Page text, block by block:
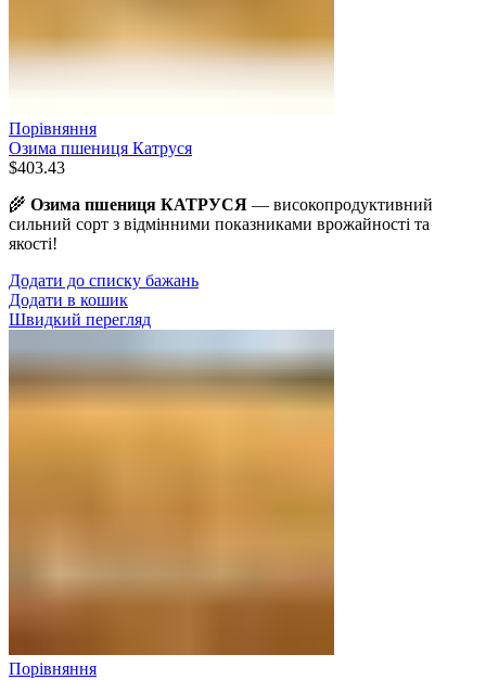
Порівняння
Озима пшениця Катруся
$403.43
🌾 Озима пшениця КАТРУСЯ — високопродуктивний
сильний сорт з відмінними показниками врожайності та
якості!
Додати до списку бажань
Додати в кошик
Швидкий перегляд
Порівняння